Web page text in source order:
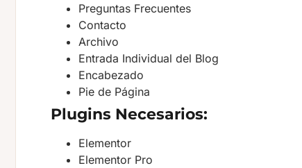
Preguntas Frecuentes
Contacto
Archivo
Entrada Individual del Blog
Encabezado
Pie de Página
Plugins Necesarios:
Elementor
Elementor Pro